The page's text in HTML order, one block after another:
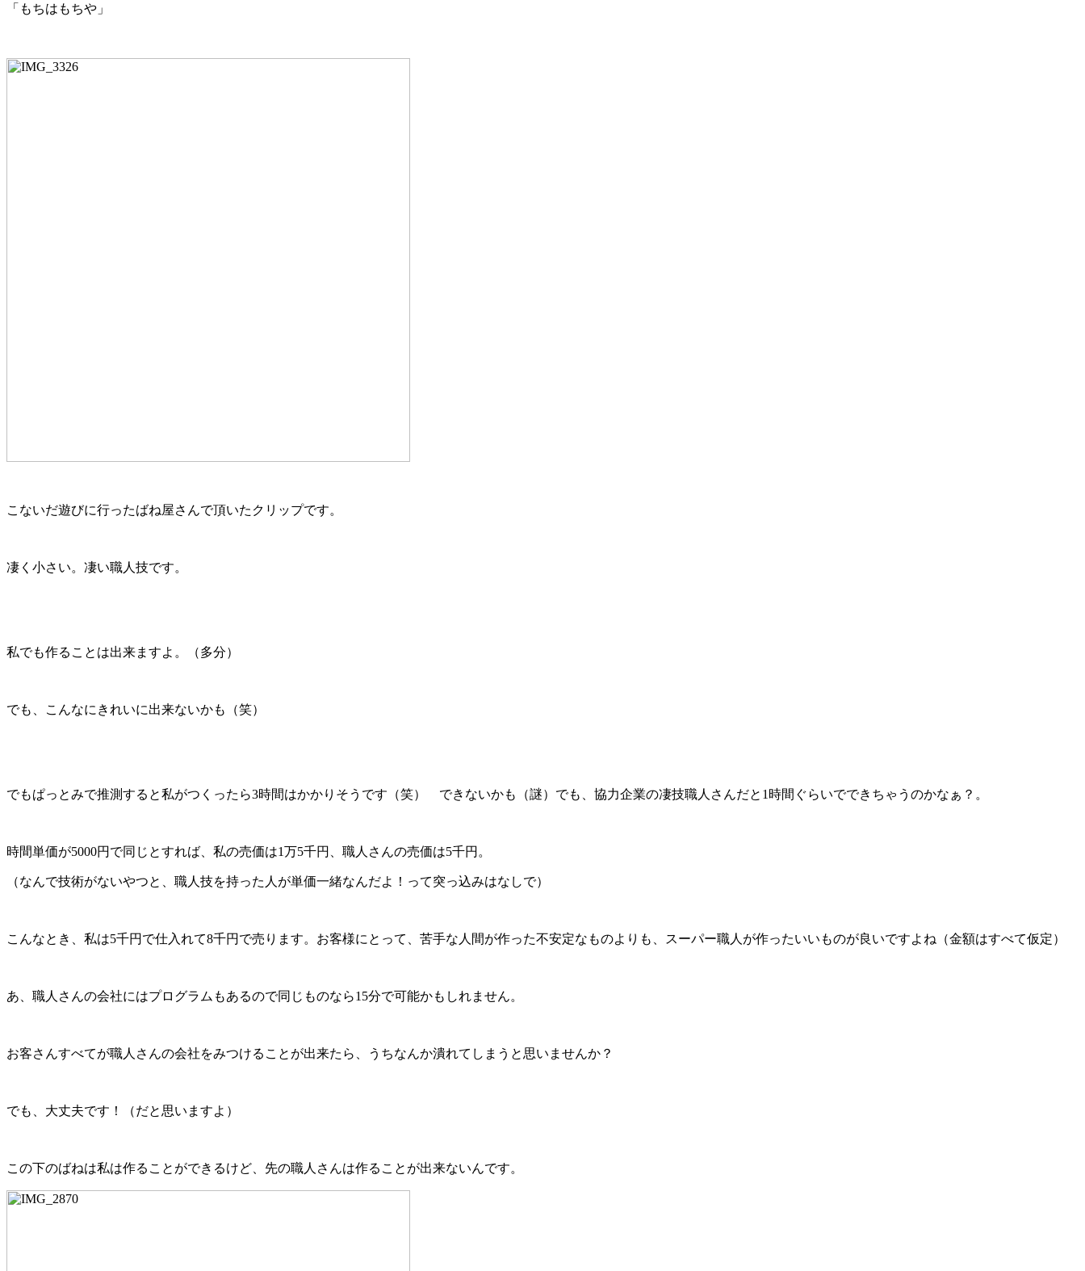
「もちはもちや」
こないだ遊びに行ったばね屋さんで頂いたクリップです。
凄く小さい。凄い職人技です。
私でも作ることは出来ますよ。（多分）
でも、こんなにきれいに出来ないかも（笑）
でもぱっとみで推測すると私がつくったら3時間はかかりそうです（笑） できないかも（謎）でも、協力企業の凄技職人さんだと1時間ぐらいでできちゃうのかなぁ？。
時間単価が5000円で同じとすれば、私の売価は1万5千円、職人さんの売価は5千円。
（なんで技術がないやつと、職人技を持った人が単価一緒なんだよ！って突っ込みはなしで）
こんなとき、私は5千円で仕入れて8千円で売ります。お客様にとって、苦手な人間が作った不安定なものよりも、スーパー職人が作ったいいものが良いですよね（金額はすべて仮定）
あ、職人さんの会社にはプログラムもあるので同じものなら15分で可能かもしれません。
お客さんすべてが職人さんの会社をみつけることが出来たら、うちなんか潰れてしまうと思いませんか？
でも、大丈夫です！（だと思いますよ）
この下のばねは私は作ることができるけど、先の職人さんは作ることが出来ないんです。